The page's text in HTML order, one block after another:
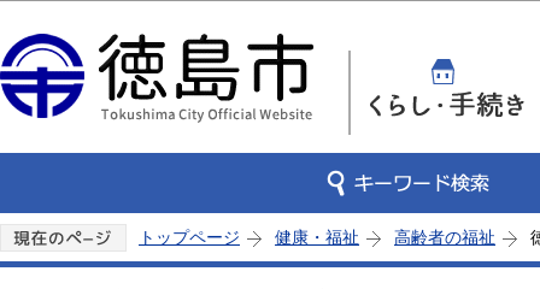
トップページ 健康・福祉 高齢者の福祉